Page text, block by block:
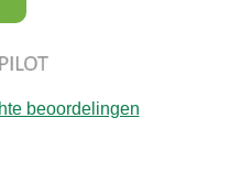
beoordelingen